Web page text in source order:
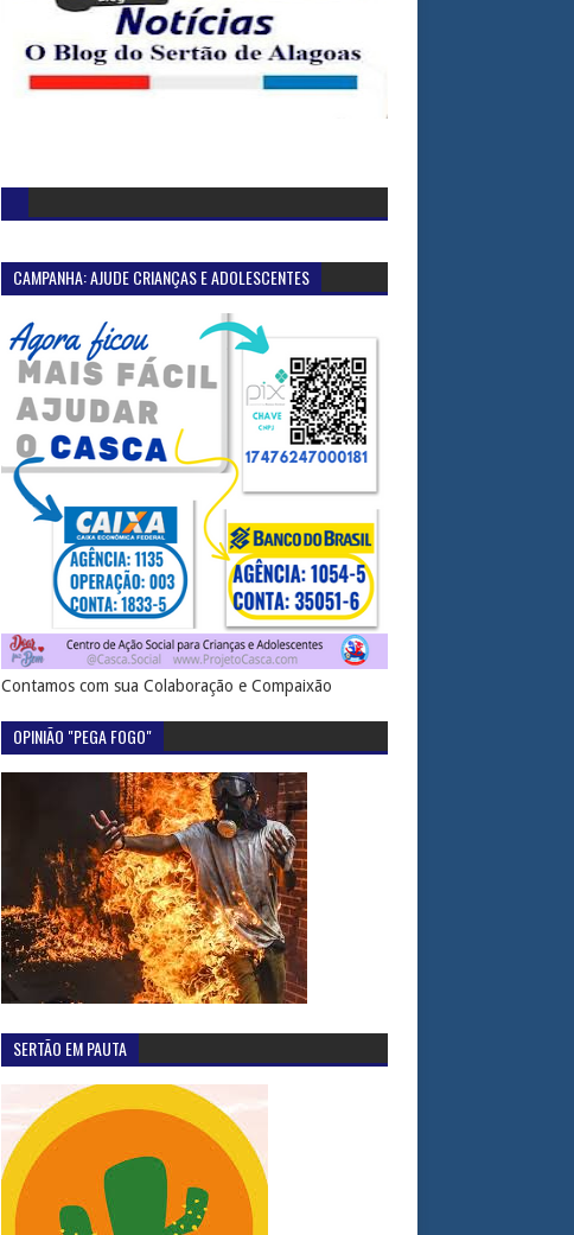
CAMPANHA: AJUDE CRIANÇAS E ADOLESCENTES
Contamos com sua Colaboração e Compaixão
OPINIÃO "PEGA FOGO"
SERTÃO EM PAUTA